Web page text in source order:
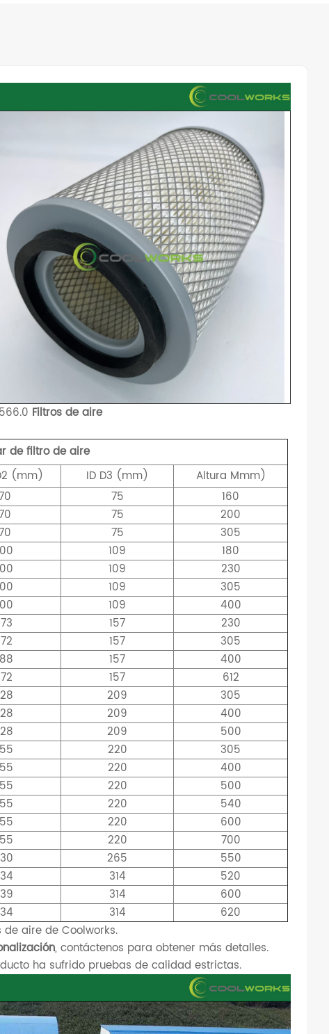
Filtros de aire
de filtro de aire
(mm) ID D3 (mm) Altura Mmm)
75
160
75
200
75
305
109
180
109
230
109
305
109
400
157
230
157
305
157
400
157
612
209
305
209
400
209
500
220
305
220
400
220
500
220
540
220
600
220
700
265
550
314
520
314
600
314
620
de aire de Coolworks.
, contáctenos para obtener más detalles.
ha sufrido pruebas de calidad estrictas.